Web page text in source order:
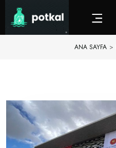
ANA SAYFA >